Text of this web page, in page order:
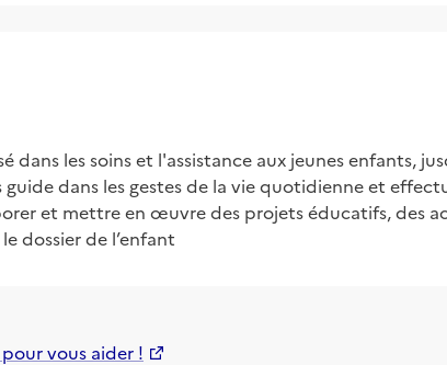
les soins et l'assistance aux jeunes enfants,
dans les gestes de la vie quotidienne et
et mettre en œuvre des projets éducatifs, des
dossier de l’enfant
vous aider !